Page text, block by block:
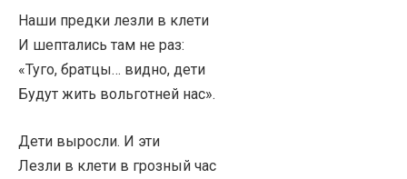
Наши предки лезли в клети
И шептались там не раз:
«Туго, братцы… видно, дети
Будут жить вольготней нас».
Дети выросли. И эти
Лезли в клети в грозный час